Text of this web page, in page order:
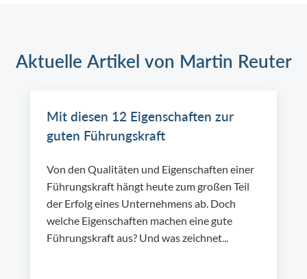
Aktuelle Artikel von Martin Reuter
Mit diesen 12 Eigenschaften zur
guten Führungskraft
Von den Qualitäten und Eigenschaften einer
Führungskraft hängt heute zum großen Teil
der Erfolg eines Unternehmens ab. Doch
welche Eigenschaften machen eine gute
Führungskraft aus? Und was zeichnet...